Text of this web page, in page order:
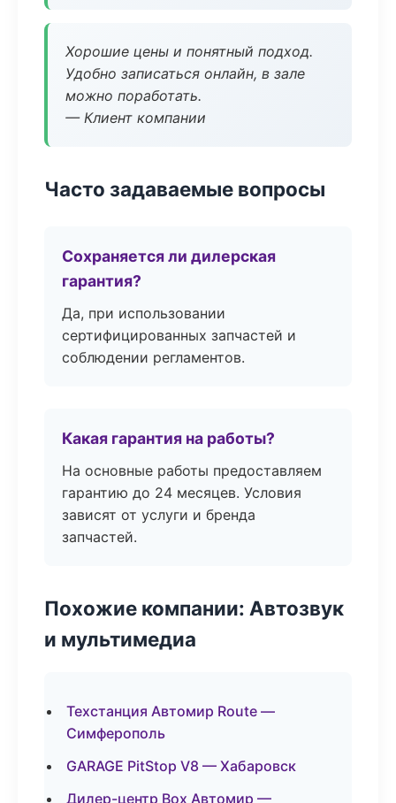
Хорошие цены и понятный подход.
Удобно записаться онлайн, в зале
можно поработать.
— Клиент компании
Часто задаваемые вопросы
Сохраняется ли дилерская
гарантия?
Да, при использовании
сертифицированных запчастей и
соблюдении регламентов.
Какая гарантия на работы?
На основные работы предоставляем
гарантию до 24 месяцев. Условия
зависят от услуги и бренда
запчастей.
Похожие компании: Автозвук
и мультимедиа
Техстанция Автомир Route —
Симферополь
GARAGE PitStop V8 — Хабаровск
Дилер-центр Box Автомир —